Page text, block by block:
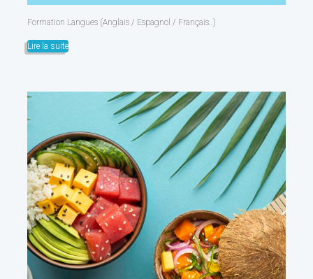
Formation Langues (Anglais / Espagnol / Français..)
Lire la suite